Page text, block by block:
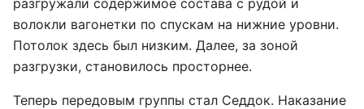
разгружали содержимое состава с рудой и
волокли вагонетки по спускам на нижние уровни.
Потолок здесь был низким. Далее, за зоной
разгрузки, становилось просторнее.
Теперь передовым группы стал Седдок. Наказание